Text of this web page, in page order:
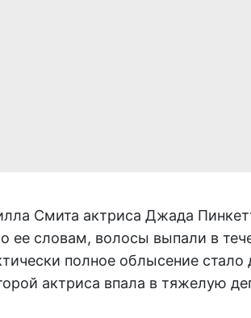
Смита актриса Джада
ее словам, волосы выпали в
полное облысение стало
актриса впала в тяжелую